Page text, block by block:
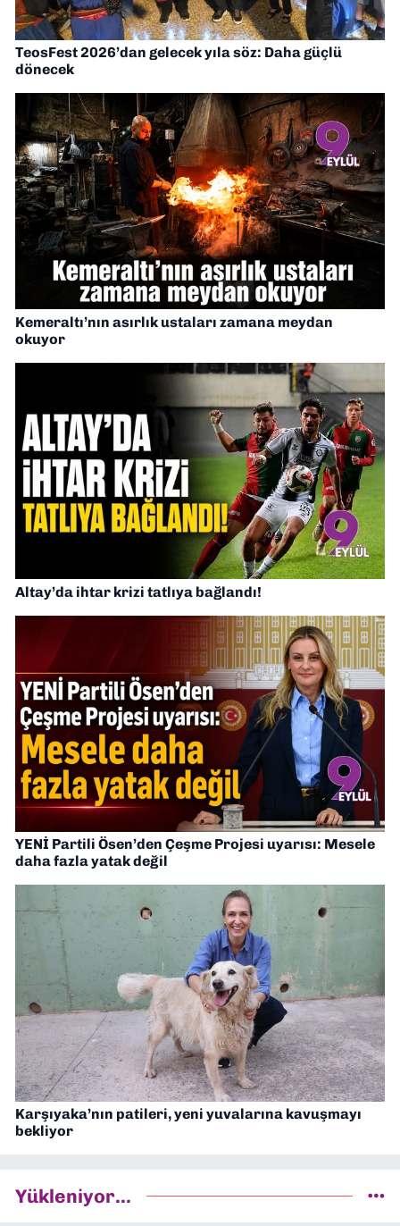
TeosFest 2026’dan gelecek yıla söz: Daha güçlü
dönecek
Kemeraltı’nın asırlık ustaları zamana meydan
okuyor
Altay’da ihtar krizi tatlıya bağlandı!
YENİ Partili Ösen’den Çeşme Projesi uyarısı: Mesele
daha fazla yatak değil
Karşıyaka’nın patileri, yeni yuvalarına kavuşmayı
bekliyor
Yükleniyor...